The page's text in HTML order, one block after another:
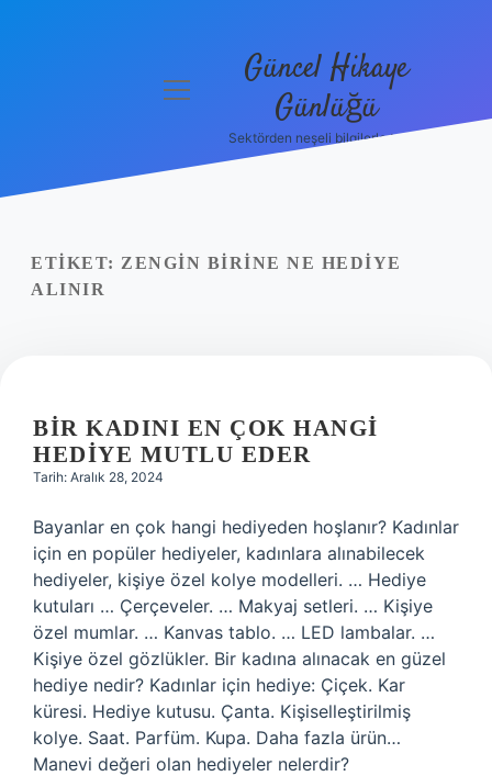
Yasal Uyarı
menüyü
Güncel Hikaye
Günlüğü
Sektörden neşeli bilgilerle tanış!
ETIKET: ZENGIN BIRINE NE HEDIYE
ALINIR
BIR KADINI EN ÇOK HANGI
HEDIYE MUTLU EDER
Tarih: Aralık 28, 2024
Bayanlar en çok hangi hediyeden hoşlanır? Kadınlar
için en popüler hediyeler, kadınlara alınabilecek
hediyeler, kişiye özel kolye modelleri. … Hediye
kutuları … Çerçeveler. … Makyaj setleri. … Kişiye
özel mumlar. … Kanvas tablo. … LED lambalar. …
Kişiye özel gözlükler. Bir kadına alınacak en güzel
hediye nedir? Kadınlar için hediye: Çiçek. Kar
küresi. Hediye kutusu. Çanta. Kişiselleştirilmiş
kolye. Saat. Parfüm. Kupa. Daha fazla ürün…
Manevi değeri olan hediyeler nelerdir?